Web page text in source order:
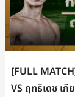
[FULL
VS ฤทธิเดช เ